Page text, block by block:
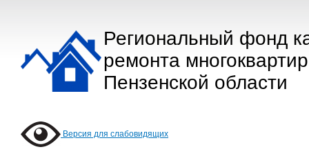
Региональный фонд
ремонта
Пензенской области
Версия для слабовидящих